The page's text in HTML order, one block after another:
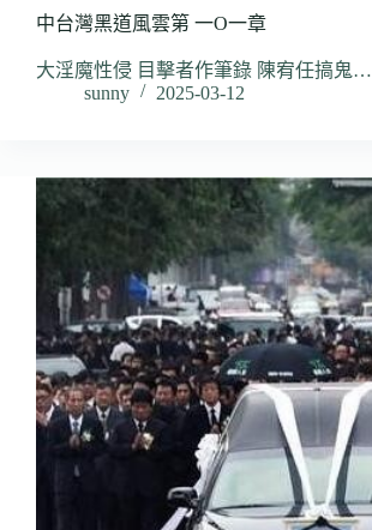
中台灣黑道風雲第 一O一章
大淫魔性侵 目擊者作筆錄 陳宥任搞鬼…
sunny
2025-03-12